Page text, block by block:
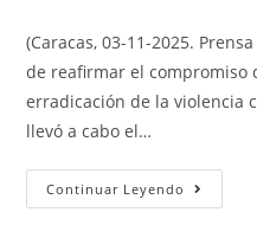
(Caracas, 03-11-2025.
de reafirmar el compromiso
erradicación de la violencia
llevó a cabo el…
Continuar Leyendo